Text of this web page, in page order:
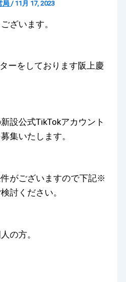
局 / 11月 17, 2023
ざいます。
ーをしております阪上慶
設公式TikTokアカウント
集いたします。
がございますので下記※
討ください。
の方。